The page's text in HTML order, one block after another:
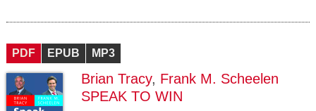
PDF EPUB MP3
Brian Tracy, Frank M. Scheelen
SPEAK TO WIN